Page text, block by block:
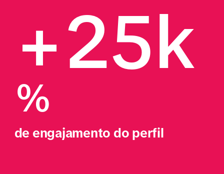
+25k
%
de engajamento do perfil